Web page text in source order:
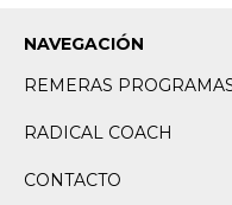
NAVEGACIÓN
REMERAS
RADICAL COACH
CONTACTO